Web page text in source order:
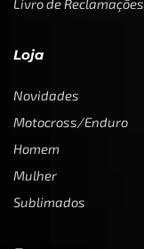
Livro de Reclamações
Loja
Novidades
Motocross/Enduro
Homem
Mulher
Sublimados